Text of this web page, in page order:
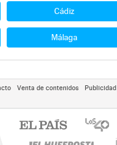
Cádiz
Málaga
Venta de contenidos Publicidad